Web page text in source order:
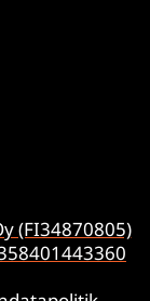
(FI34870805)